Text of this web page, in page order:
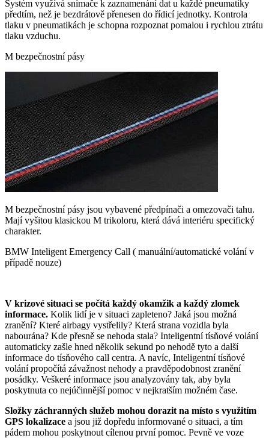
Systém využívá snímače k zaznamenání dat u každé pneumatiky
předtím, než je bezdrátově přenesen do řídicí jednotky. Kontrola
tlaku v pneumatikách je schopna rozpoznat pomalou i rychlou ztrátu
tlaku vzduchu.
M bezpečnostní pásy
M bezpečnostní pásy jsou vybavené předpínači a omezovači tahu.
Mají vyšitou klasickou M trikoloru, která dává interiéru specifický
charakter.
BMW Inteligent Emergency Call ( manuální/automatické volání v
případě nouze)
V krizové situaci se počítá každý okamžik a každý zlomek
informace. Kolik lidí je v situaci zapleteno? Jaká jsou možná
zranění? Které airbagy vystřelily? Která strana vozidla byla
nabourána? Kde přesně se nehoda stala? Inteligentní tísňové volání
automaticky zašle hned několik sekund po nehodě tyto a další
informace do tísňového call centra. A navíc, Inteligentní tísňové
volání propočítá závažnost nehody a pravděpodobnost zranění
posádky. Veškeré informace jsou analyzovány tak, aby byla
poskytnuta co nejúčinnější pomoc v nejkratším možném čase.
Složky záchranných služeb mohou dorazit na místo s využitím
GPS lokalizace a jsou již dopředu informované o situaci, a tím
pádem mohou poskytnout cílenou první pomoc. Pevně ve voze